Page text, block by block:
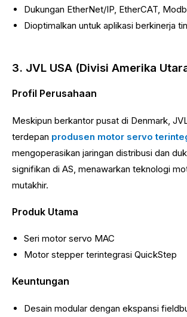
Dukungan EtherNet/IP, EtherCAT,
Dioptimalkan untuk aplikasi berkinerja
3. JVL USA (Divisi Amerika
Profil Perusahaan
Meskipun berkantor pusat di Denmark,
terdepan produsen motor servo
mengoperasikan jaringan distribusi dan
signifikan di AS, menawarkan teknologi
mutakhir.
Produk Utama
Seri motor servo MAC
Motor stepper terintegrasi QuickStep
Keuntungan
Desain modular dengan ekspansi